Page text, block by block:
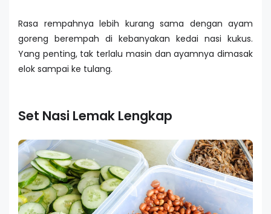
Rasa rempahnya lebih kurang sama dengan ayam
goreng berempah di kebanyakan kedai nasi kukus.
Yang penting, tak terlalu masin dan ayamnya dimasak
elok sampai ke tulang.
Set Nasi Lemak Lengkap